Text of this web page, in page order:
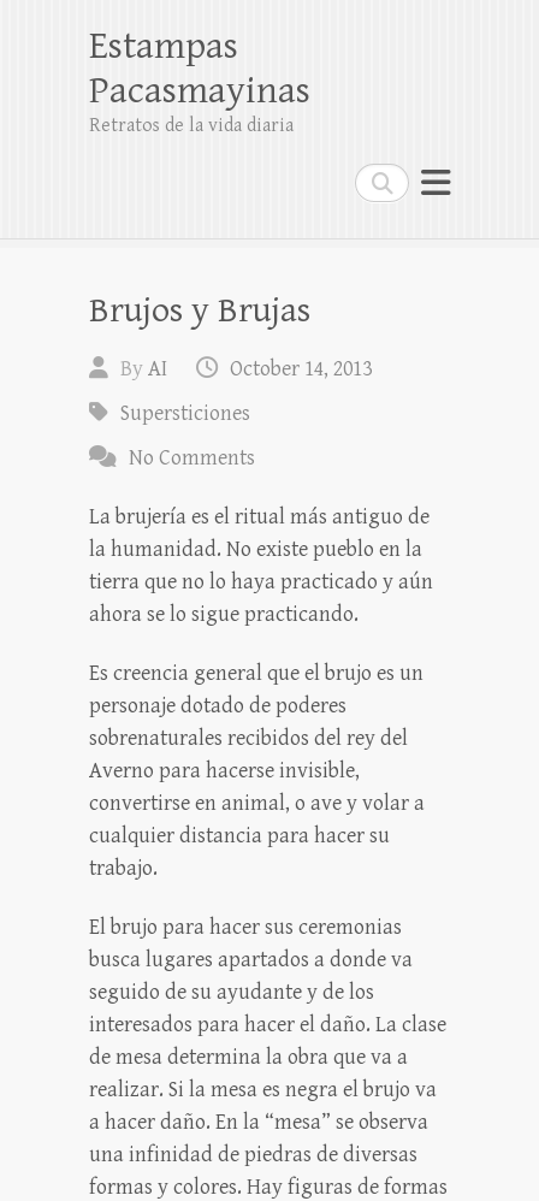
Search
Estampas
Pacasmayinas
Retratos de la vida diaria
Brujos y Brujas
ByAI
October 14, 2013
Supersticiones
No Comments
La brujería es el ritual más antiguo de
la humanidad. No existe pueblo en la
tierra que no lo haya practicado y aún
ahora se lo sigue practicando.
Es creencia general que el brujo es un
personaje dotado de poderes
sobrenaturales recibidos del rey del
Averno para hacerse invisible,
convertirse en animal, o ave y volar a
cualquier distancia para hacer su
trabajo.
El brujo para hacer sus ceremonias
busca lugares apartados a donde va
seguido de su ayudante y de los
interesados para hacer el daño. La clase
de mesa determina la obra que va a
realizar. Si la mesa es negra el brujo va
a hacer daño. En la “mesa” se observa
una infinidad de piedras de diversas
formas y colores. Hay figuras de formas